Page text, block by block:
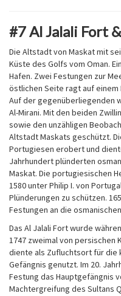
#7 Al Jalali Fort
Die Altstadt von Maskat mit
Küste des Golfs vom Oman.
Hafen. Zwei Festungen zur
östlichen Seite ragt auf einem
Auf der gegenüberliegenden
Al-Mirani. Mit den beiden
sowie den unzähligen
Altstadt Maskats geschützt.
Portugiesen erobert und
Jahrhundert plünderten
Maskat. Die portugiesischen
1580 unter Philip I. von
Plünderungen zu schützen.
Festungen an die
Das Al Jalali Fort wurde
1747 zweimal von persischen
diente als Zufluchtsort für die
Gefängnis genutzt. Im 20.
Festung das Hauptgefängnis
Machtergreifung des Sultans